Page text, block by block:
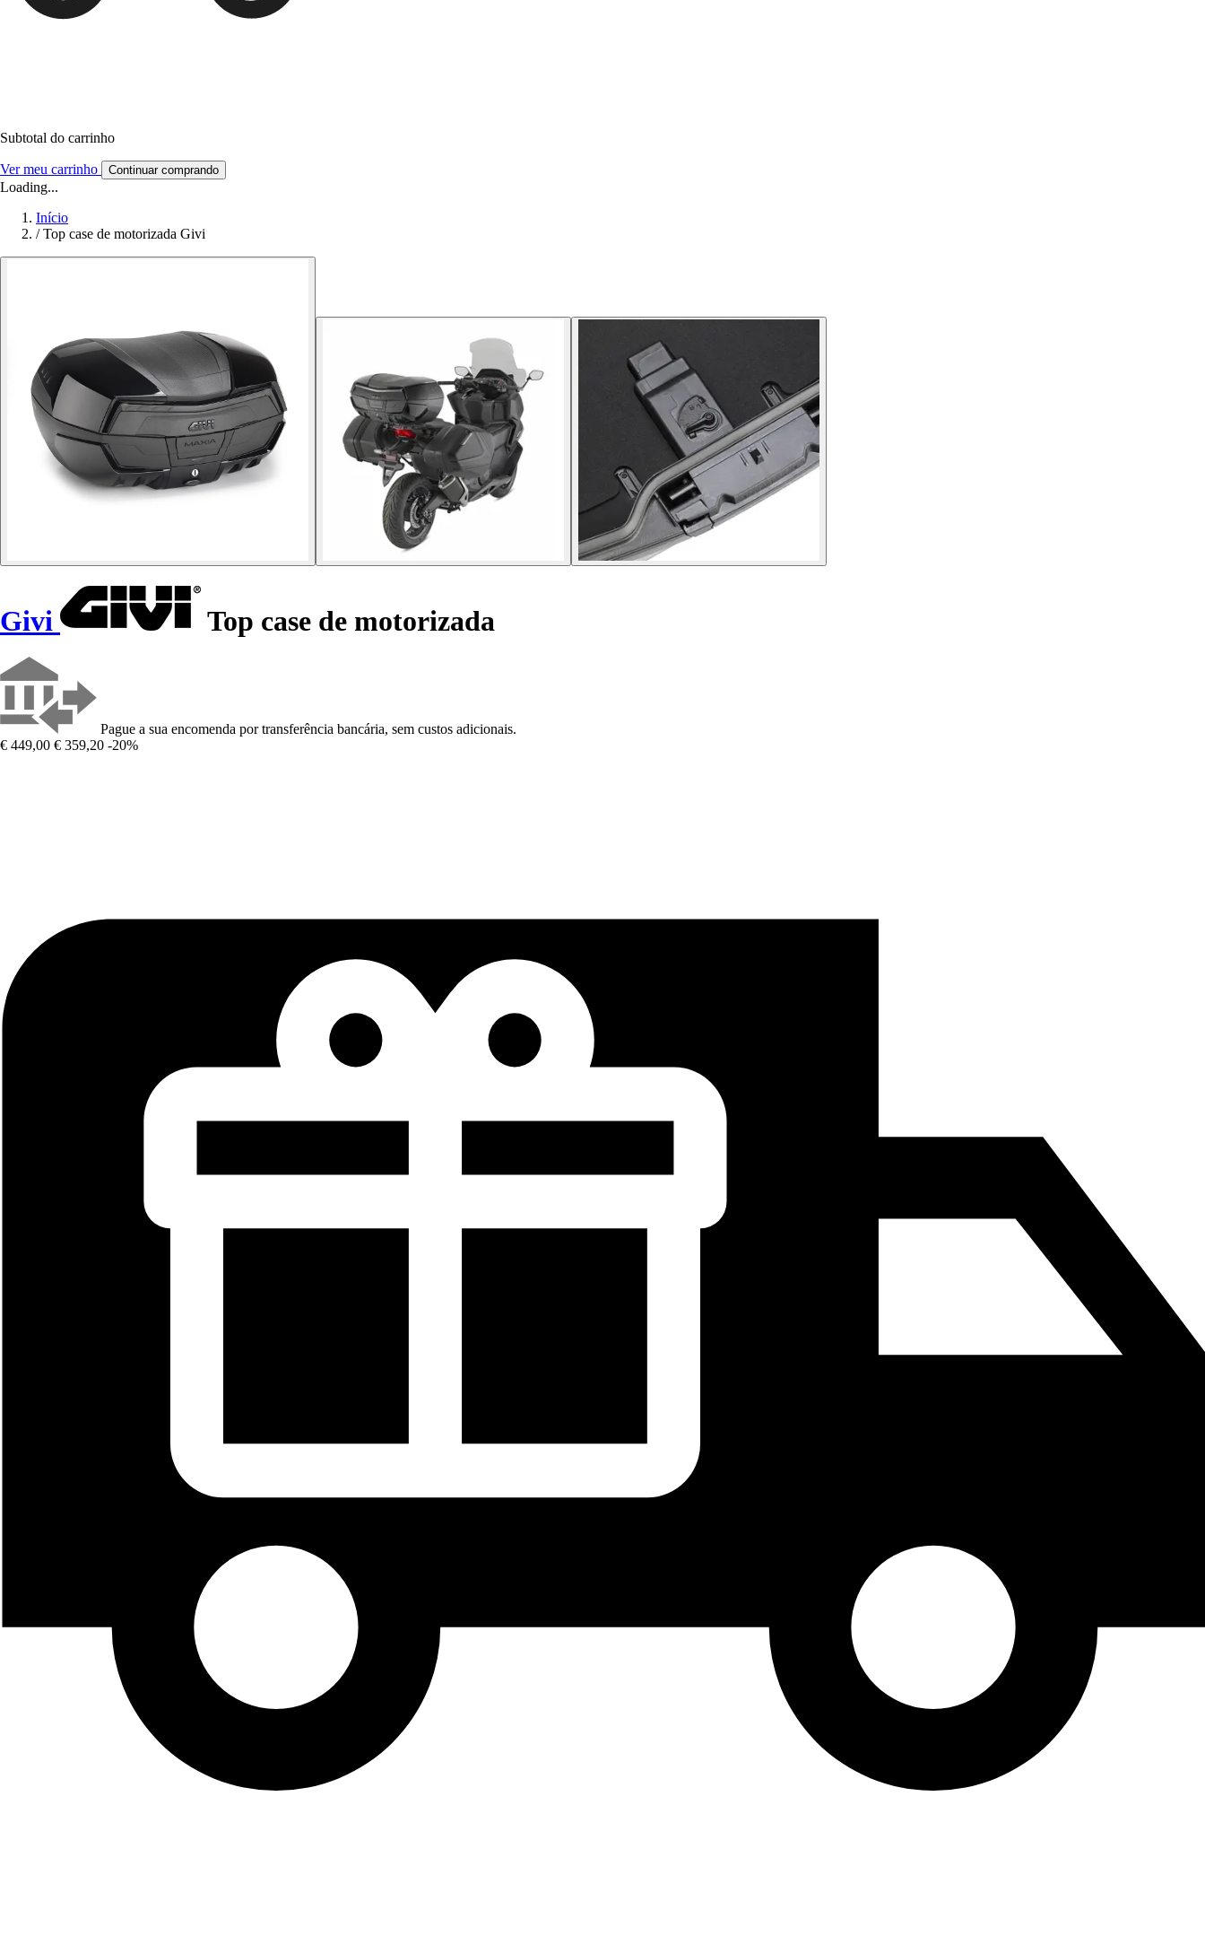
Subtotal do carrinho
Ver meu carrinho Continuar comprando
Loading...
Início
/ Top case de motorizada Givi
Givi Top case de motorizada
Pague a sua encomenda por transferência bancária, sem custos adicionais.
€ 449,00 € 359,20 -20%